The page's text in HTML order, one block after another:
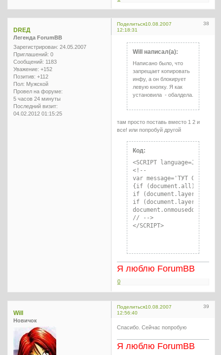
Поделиться 38
10.08.2007
12:18:31
DREД
Легенда ForumBB
Зарегистрирован: 24.05.2007
Приглашений: 0
Сообщений: 1183
Уважение: +152
Позитив: +112
Пол: Мужской
Провел на форуме:
5 часов 24 минуты
Последний визит:
04.02.2012 01:15:25
Will написал(а):
Написано было, что
запрещает копировать
инфу, а он блокирует
левую кнопку. Я как
установила - обалдела.
там просто поставь вместо 1 2 и
все! или попробуй другой
Код:
<SCRIPT
<!--
var message='ТУТ СВОЙ
{if (document.all) {if
if (document.layers) {if
if (document.layers)
// -->
</SCRIPT>
Я люблю ForumBB
0
Поделиться 39
10.08.2007
12:56:40
Will
Новичок
Спасибо. Сейчас попробую
Я люблю ForumBB